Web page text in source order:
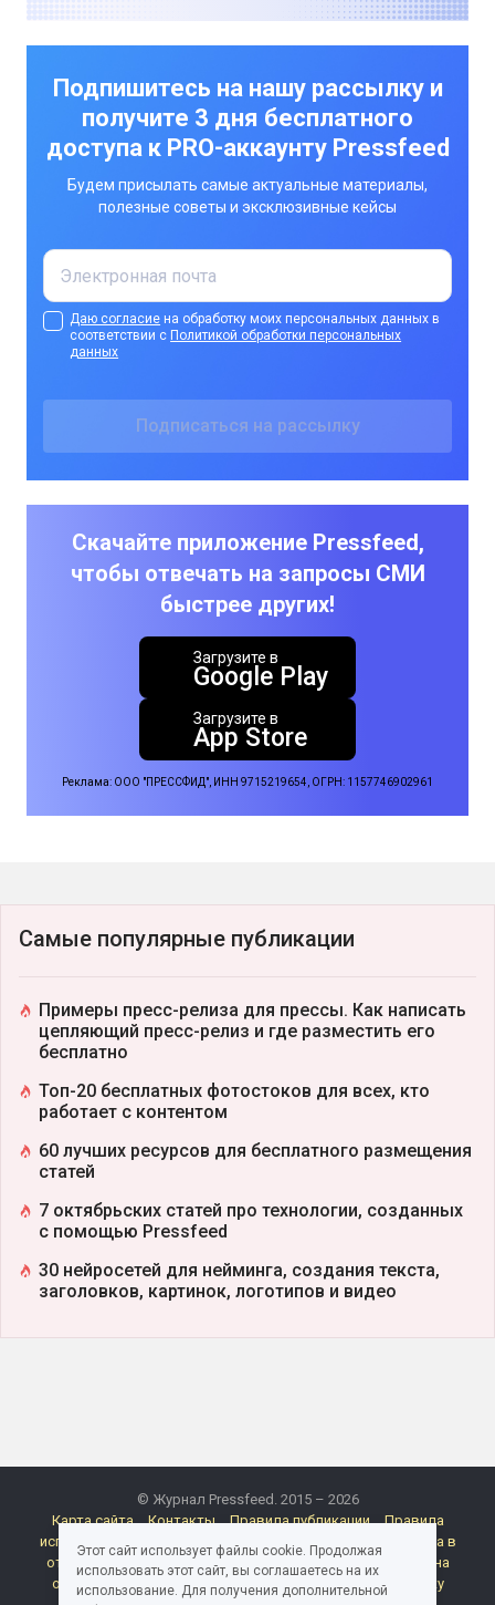
Подпишитесь на нашу рассылку и
получите 3 дня бесплатного
доступа к PRO-аккаунту Pressfeed
Будем присылать самые актуальные материалы,
полезные советы и эксклюзивные кейсы
Даю согласие на обработку моих персональных данных в
соответствии с Политикой обработки персональных
данных
Скачайте приложение Pressfeed,
чтобы отвечать на запросы СМИ
быстрее других!
Загрузите в
Google Play
Загрузите в
App Store
Реклама: ООО "ПРЕССФИД", ИНН 9715219654, ОГРН: 1157746902961
Самые популярные публикации
Примеры пресс-релиза для прессы. Как написать
цепляющий пресс-релиз и где разместить его
бесплатно
Топ-20 бесплатных фотостоков для всех, кто
работает с контентом
60 лучших ресурсов для бесплатного размещения
статей
7 октябрьских статей про технологии, созданных
с помощью Pressfeed
30 нейросетей для нейминга, создания текста,
заголовков, картинок, логотипов и видео
© Журнал Pressfeed. 2015 – 2026
Карта сайта
Контакты Правила публикации
Правила
использования материалов Pressfeed.Журнала
Политика в
отношении обработки персональных данных
Согласие на
обработку персональных данных
Согласие на рассылку
Этот сайт использует файлы cookie. Продолжая
использовать этот сайт, вы соглашаетесь на их
использование. Для получения дополнительной